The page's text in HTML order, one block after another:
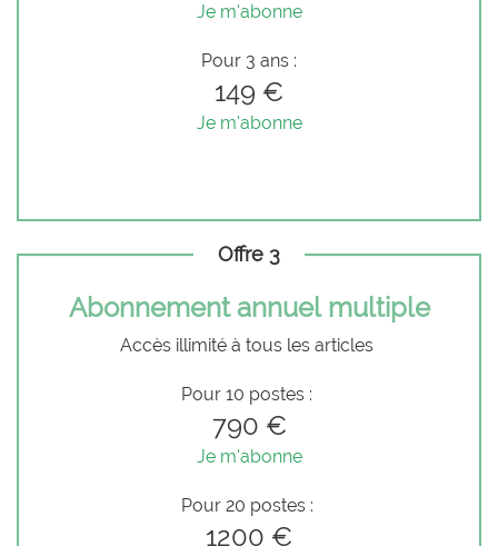
Je m'abonne
Pour 3 ans :
149 €
Je m'abonne
Offre 3
Abonnement annuel multiple
Accès illimité à tous les articles
Pour 10 postes :
790 €
Je m'abonne
Pour 20 postes :
1200 €